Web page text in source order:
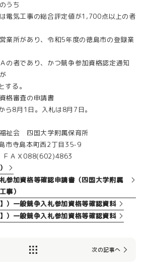
うち
気工事の総合評定値が1,700点以上の者
業所があり、令和5年度の徳島市の登録業
者であり、かつ競争参加資格認定通知
る。
格審査の申請書
8月1日。入札は8月7日。
祉会 四国大学附属保育所
市寺島本町西2丁目35-9
ＡＸ088(602)4863
参加資格等確認申請書（四国大学附属
事）
）一般競争入札参加資格等確認資料
）一般競争入札参加資格等確認資料
次の記事へ